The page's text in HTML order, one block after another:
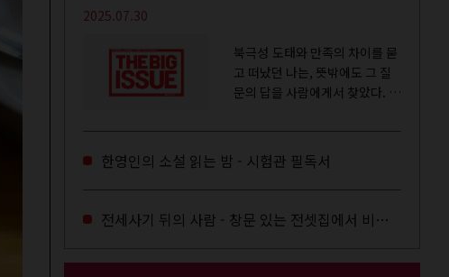
2025.07.30
북극성 도태와 만족의 차이를 묻
고 떠났던 나는, 뜻밖에도 그 질
문의 답을 사람에게서 찾았다. 내
한영인의 소설 읽는 밤 - 시험관 필독서
전세사기 뒤의 사람 - 창문 있는 전셋집에서 비로소 겨울 이불을 샀다